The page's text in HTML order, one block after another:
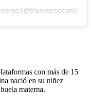
(@eluniversocom)
con más de 15
nació en su niñez
materna.